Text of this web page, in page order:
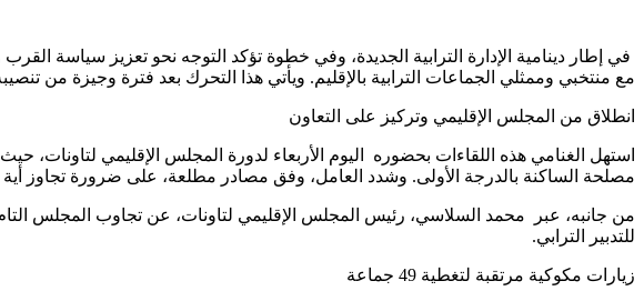
في إطار دينامية الإدارة الترابية الجديدة، وفي خطوة تؤكد التوجه نحو تعزيز سياسة
مع منتخبي وممثلي الجماعات الترابية بالإقليم. ويأتي هذا التحرك بعد فترة وجيزة من
انطلاق من المجلس الإقليمي وتركيز على التعاون
استهل الغنامي هذه اللقاءات بحضوره اليوم الأربعاء لدورة المجلس الإقليمي
مصلحة الساكنة بالدرجة الأولى. وشدد العامل، وفق مصادر مطلعة، على ضرورة تجاوز
من جانبه، عبر محمد السلاسي، رئيس المجلس الإقليمي لتاونات، عن تجاوب المجلس التام
للتدبير الترابي.
زيارات مكوكية مرتقبة لتغطية 49 جماعة